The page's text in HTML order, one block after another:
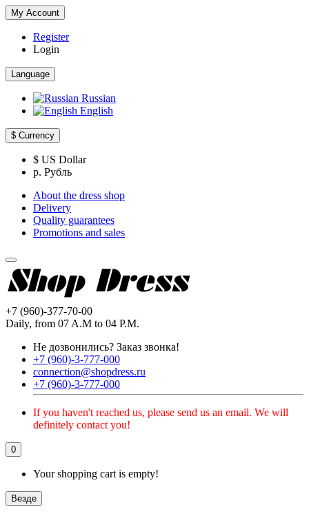
My Account
Register
Login
Language
Russian
English
$ Currency
$ US Dollar
р. Рубль
About the dress shop
Delivery
Quality guarantees
Promotions and sales
+7 (960)-377-70-00
Daily, from 07 A.M to 04 P.M.
Не дозвонились? Заказ звонка!
+7 (960)-3-777-000
connection@shopdress.ru
+7 (960)-3-777-000
If you haven't reached us, please send us an email. We will
definitely contact you!
0
Your shopping cart is empty!
Везде